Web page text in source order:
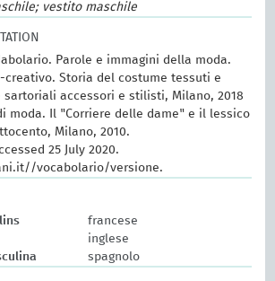
vestito maschile
Parole e immagini della moda.
creativo. Storia del costume tessuti e
accessori e stilisti, Milano, 2018
moda. Il "Corriere delle dame" e il lessico
Milano, 2010.
25 July 2020.
vocabolario/versione.
francese
inglese
spagnolo